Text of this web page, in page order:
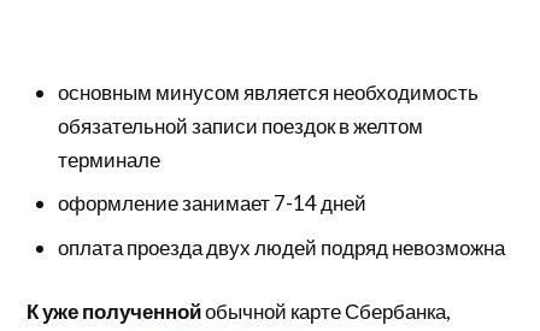
основным минусом является необходимость
обязательной записи поездок в желтом
терминале
оформление занимает 7-14 дней
оплата проезда двух людей подряд невозможна
К уже полученнойобычной карте Сбербанка,